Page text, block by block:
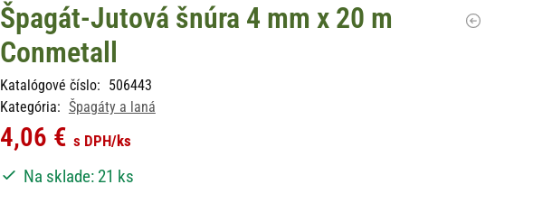
Špagát-Jutová šnúra 4 mm x 20 m
Conmetall
Katalógové číslo: 506443
Kategória: Špagáty a laná
4,06 € s DPH/ks
Na sklade: 21 ks